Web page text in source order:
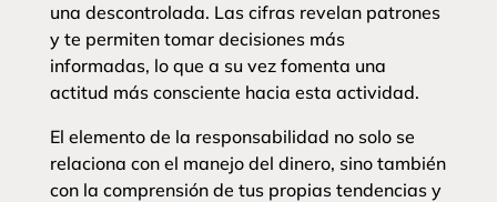
una descontrolada. Las cifras revelan patrones
y te permiten tomar decisiones más
informadas, lo que a su vez fomenta una
actitud más consciente hacia esta actividad.
El elemento de la responsabilidad no solo se
relaciona con el manejo del dinero, sino también
con la comprensión de tus propias tendencias y